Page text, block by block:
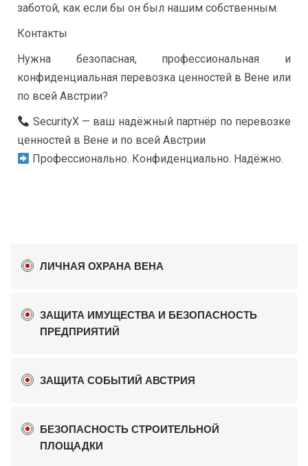
заботой, как если бы он был нашим собственным.
Контакты
Нужна безопасная, профессиональная и
конфиденциальная перевозка ценностей в Вене или
по всей Австрии?
SecurityX — ваш надёжный партнёр по перевозке
ценностей в Вене и по всей Австрии
Профессионально. Конфиденциально. Надёжно.
ЛИЧНАЯ ОХРАНА ВЕНА
ЗАЩИТА ИМУЩЕСТВА И БЕЗОПАСНОСТЬ
ПРЕДПРИЯТИЙ
ЗАЩИТА СОБЫТИЙ АВСТРИЯ
БЕЗОПАСНОСТЬ СТРОИТЕЛЬНОЙ
ПЛОЩАДКИ